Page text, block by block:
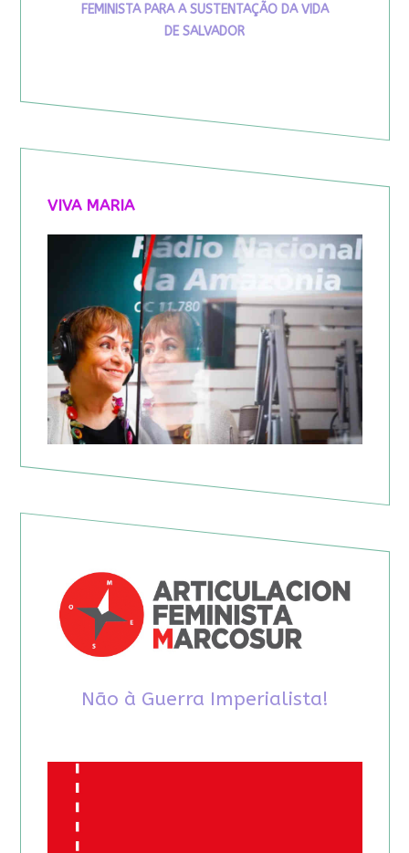
FEMINISTA PARA A SUSTENTAÇÃO DA VIDA
DE SALVADOR
VIVA MARIA
Não à Guerra Imperialista!